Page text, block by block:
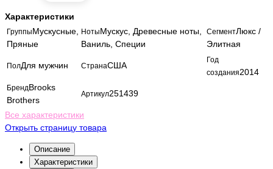
Характеристики
ГруппыМускусные,
Пряные
НотыМускус, Древесные ноты,
Ваниль, Специи
СегментЛюкс /
Элитная
ПолДля мужчин СтранаСША
Год
создания2014
БрендBrooks
Brothers
Артикул251439
Все характеристики
Открыть страницу товара
Описание
Характеристики